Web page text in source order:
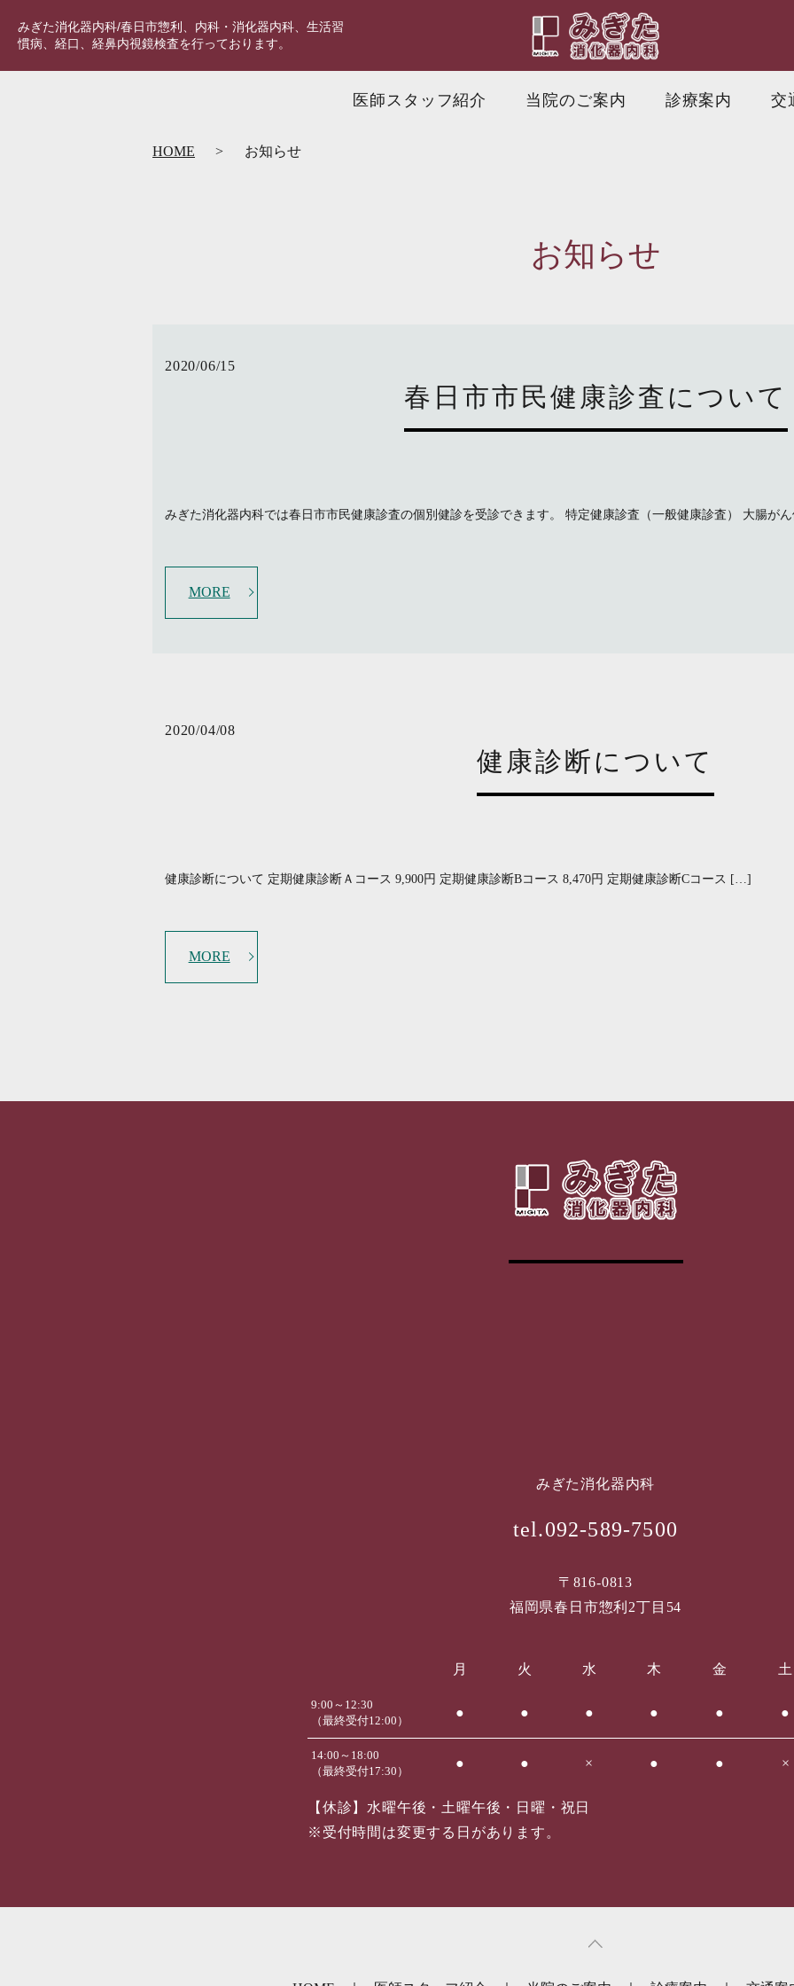
みぎた消化器内科/春日市惣利、内科・消化器内科、生活習
慣病、経口、経鼻内視鏡検査を行っております。
医師スタッフ紹介 当院のご案内 診療案内 交
HOME お知らせ
お知らせ
2020/06/15
春日市市民健康診査について
みぎた消化器内科では春日市市民健康診査の個別健診を受診できます。 特定健康診査（一般健康診査） 大腸が
MORE
2020/04/08
健康診断について
健康診断について 定期健康診断Ａコース 9,900円 定期健康診断Bコース 8,470円 定期健康診断Cコース […]
MORE
みぎた消化器内科
tel.092-589-7500
〒816-0813
福岡県春日市惣利2丁目54
月 火 水 木 金 土
9:00～12:30
（最終受付12:00）
● ● ● ● ● ●
14:00～18:00
（最終受付17:30）
● ● × ● ● ×
【休診】水曜午後・土曜午後・日曜・祝日
※受付時間は変更する日があります。